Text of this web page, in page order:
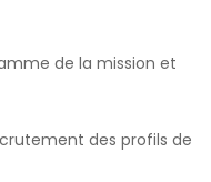
de la mission et
des profils de